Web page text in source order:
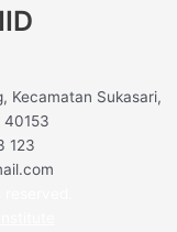
Kecamatan Sukasari,
40153
123